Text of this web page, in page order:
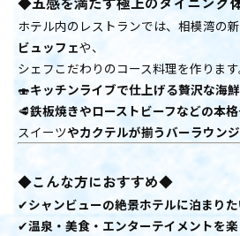
ホテル内のレストランでは、相模湾の
ビュッフェや、
シェフこだわりのコース料理を作ります
🍣キッチンライブで仕上げる贅沢な海
🥩鉄板焼きやローストビーフなどの本
スイーツやカクテルが揃うバーラウン
◆こんな方におすすめ◆
✔シャンビューの絶景ホテルに泊まり
✔温泉・美食・エンターテイメントを